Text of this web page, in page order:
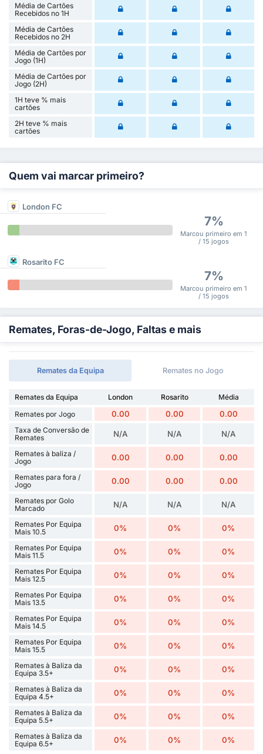
Média de Cartões
Recebidos no 1H
Média de Cartões
Recebidos no 2H
Média de Cartões por
Jogo (1H)
Média de Cartões por
Jogo (2H)
1H teve % mais
cartões
2H teve % mais
cartões
Quem vai marcar primeiro?
London FC
7%
Marcou primeiro em 1
/ 15 jogos
Rosarito FC
7%
Marcou primeiro em 1
/ 15 jogos
Remates, Foras-de-Jogo, Faltas e mais
Remates da Equipa Remates no Jogo
Remates da Equipa London Rosarito
Média
Remates por Jogo
0.00 0.00 0.00
Taxa de Conversão de
Remates
N/A N/A N/A
Remates à baliza /
Jogo
0.00 0.00 0.00
Remates para fora /
Jogo
0.00 0.00 0.00
Remates por Golo
Marcado
N/A N/A N/A
Remates Por Equipa
Mais 10.5
0% 0% 0%
Remates Por Equipa
Mais 11.5
0% 0% 0%
Remates Por Equipa
Mais 12.5
0% 0% 0%
Remates Por Equipa
Mais 13.5
0% 0% 0%
Remates Por Equipa
Mais 14.5
0% 0% 0%
Remates Por Equipa
Mais 15.5
0% 0% 0%
Remates à Baliza da
Equipa 3.5+
0% 0% 0%
Remates à Baliza da
Equipa 4.5+
0% 0% 0%
Remates à Baliza da
Equipa 5.5+
0% 0% 0%
Remates à Baliza da
Equipa 6.5+
0% 0% 0%